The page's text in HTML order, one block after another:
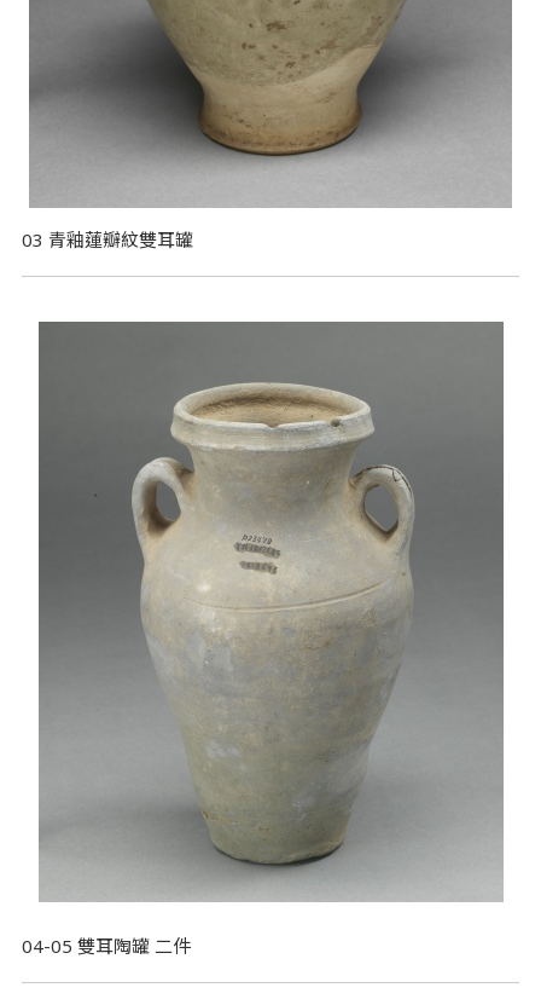
03 青釉蓮瓣紋雙耳罐
04-05 雙耳陶罐 二件